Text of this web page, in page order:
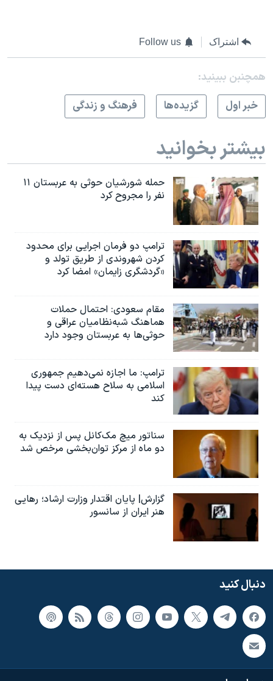
اشتراک Follow us
همچنبن ببینید:
خبر اول
گزيده‌ها فرهنگ و زندگی
بیشتر بخوانید
حمله شورشیان حوثی به عربستان ۱۱
نفر را مجروح کرد
ترامپ دو فرمان اجرایی برای محدود
کردن شهروندی از طریق تولد و
«گردشگری زایمان» امضا کرد
مقام سعودی: احتمال حملات
هماهنگ شبه‌نظامیان عراقی و
حوثی‌ها به عربستان وجود دارد
ترامپ: ما اجازه نمی‌دهیم جمهوری
اسلامی به سلاح هسته‌ای دست پیدا
کند
سناتور میچ مک‌کانل پس از نزدیک به
دو ماه از مرکز توان‌بخشی مرخص شد
گزارش| پایان اقتدار وزارت ارشاد؛ رهایی
هنر ایران از سانسور
دنبال کنید